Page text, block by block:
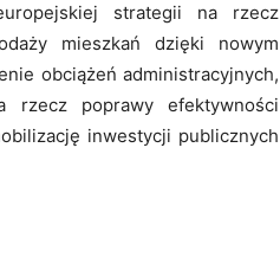
strategii na rzecz
mieszkań dzięki nowym
obciążeń administracyjnych,
rzecz poprawy efektywności
inwestycji publicznych